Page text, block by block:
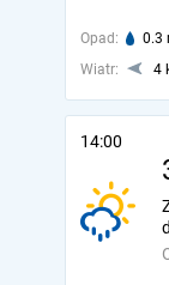
Opad: 0.3
Wiatr:
4
14:00